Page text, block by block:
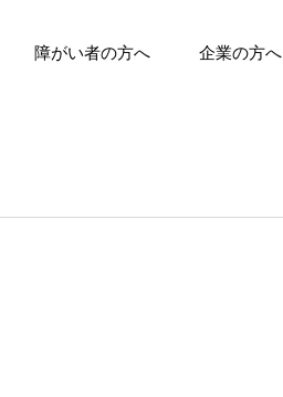
障がい者の方へ 企業の方へ